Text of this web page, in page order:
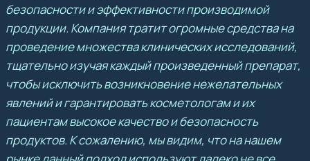
безопасности и эффективности производимой
продукции. Компания тратит огромные средства на
проведение множества клинических исследований,
тщательно изучая каждый произведенный препарат,
чтобы исключить возникновение нежелательных
явлений и гарантировать косметологам и их
пациентам высокое качество и безопасность
продуктов. К сожалению, мы видим, что на нашем